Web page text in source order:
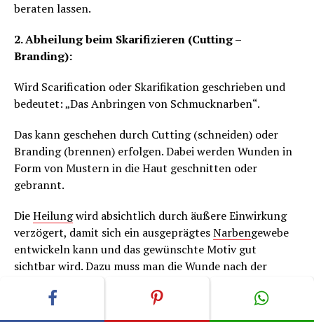
beraten lassen.
2. Abheilung beim Skarifizieren (Cutting –
Branding):
Wird Scarification oder Skarifikation geschrieben und
bedeutet: „Das Anbringen von Schmucknarben“.
Das kann geschehen durch Cutting (schneiden) oder
Branding (brennen) erfolgen. Dabei werden Wunden in
Form von Mustern in die Haut geschnitten oder
gebrannt.
DieHeilungwird absichtlich durch äußere Einwirkung
verzögert, damit sich ein ausgeprägtesNarbengewebe
entwickeln kann und das gewünschte Motiv gut
sichtbar wird. Dazu muss man die Wunde nach der
Scarification verkrusten lassen, um die Kruste dann
immer wieder erneut zu entfernen.